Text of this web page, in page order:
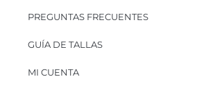
PREGUNTAS FRECUENTES
GUÍA DE TALLAS
MI CUENTA